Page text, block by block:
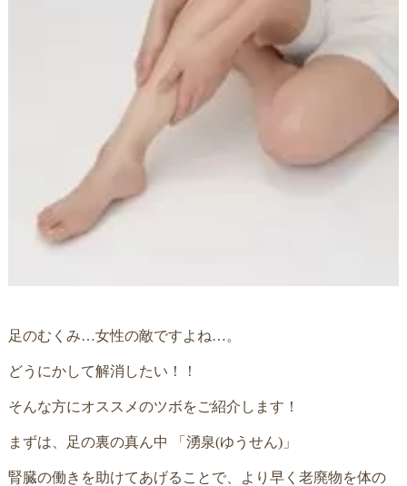
足のむくみ…女性の敵ですよね…。
どうにかして解消したい！！
そんな方にオススメのツボをご紹介します！
まずは、足の裏の真ん中 「湧泉(ゆうせん)」
腎臓の働きを助けてあげることで、より早く老廃物を体の